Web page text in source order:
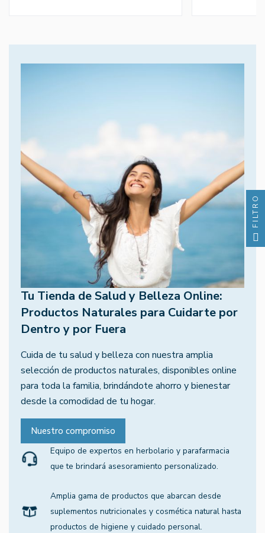
Tu Tienda de Salud y Belleza Online:
Productos Naturales para Cuidarte por
Dentro y por Fuera
Cuida de tu salud y belleza con nuestra amplia
selección de productos naturales, disponibles online
para toda la familia, brindándote ahorro y bienestar
desde la comodidad de tu hogar.
Nuestro compromiso
Equipo de expertos en herbolario y parafarmacia
que te brindará asesoramiento personalizado.
Amplia gama de productos que abarcan desde
suplementos nutricionales y cosmética natural hasta
productos de higiene y cuidado personal.
FILTRO